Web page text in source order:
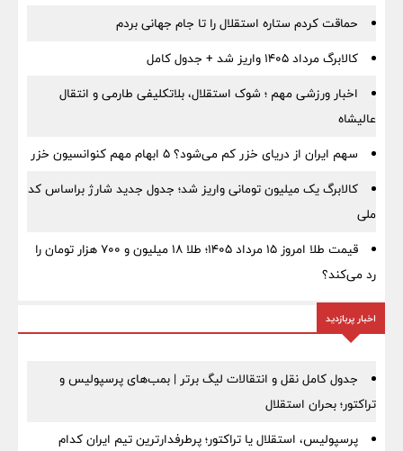
حماقت کردم ستاره استقلال را تا جام جهانی بردم
کالابرگ مرداد ۱۴۰۵ واریز شد + جدول کامل
اخبار ورزشی مهم ؛ شوک استقلال، بلاتکلیفی طارمی و انتقال
عالیشاه
سهم ایران از دریای خزر کم می‌شود؟ ۵ ابهام مهم کنوانسیون خزر
کالابرگ یک میلیون تومانی واریز شد؛ جدول جدید شارژ براساس کد
ملی
قیمت طلا امروز ۱۵ مرداد ۱۴۰۵؛ طلا ۱۸ میلیون و ۷۰۰ هزار تومان را
رد می‌کند؟
اخبار پربازدید
جدول کامل نقل و انتقالات لیگ برتر | بمب‌های پرسپولیس و
تراکتور؛ بحران استقلال
پرسپولیس، استقلال یا تراکتور؛ پرطرفدارترین تیم ایران کدام